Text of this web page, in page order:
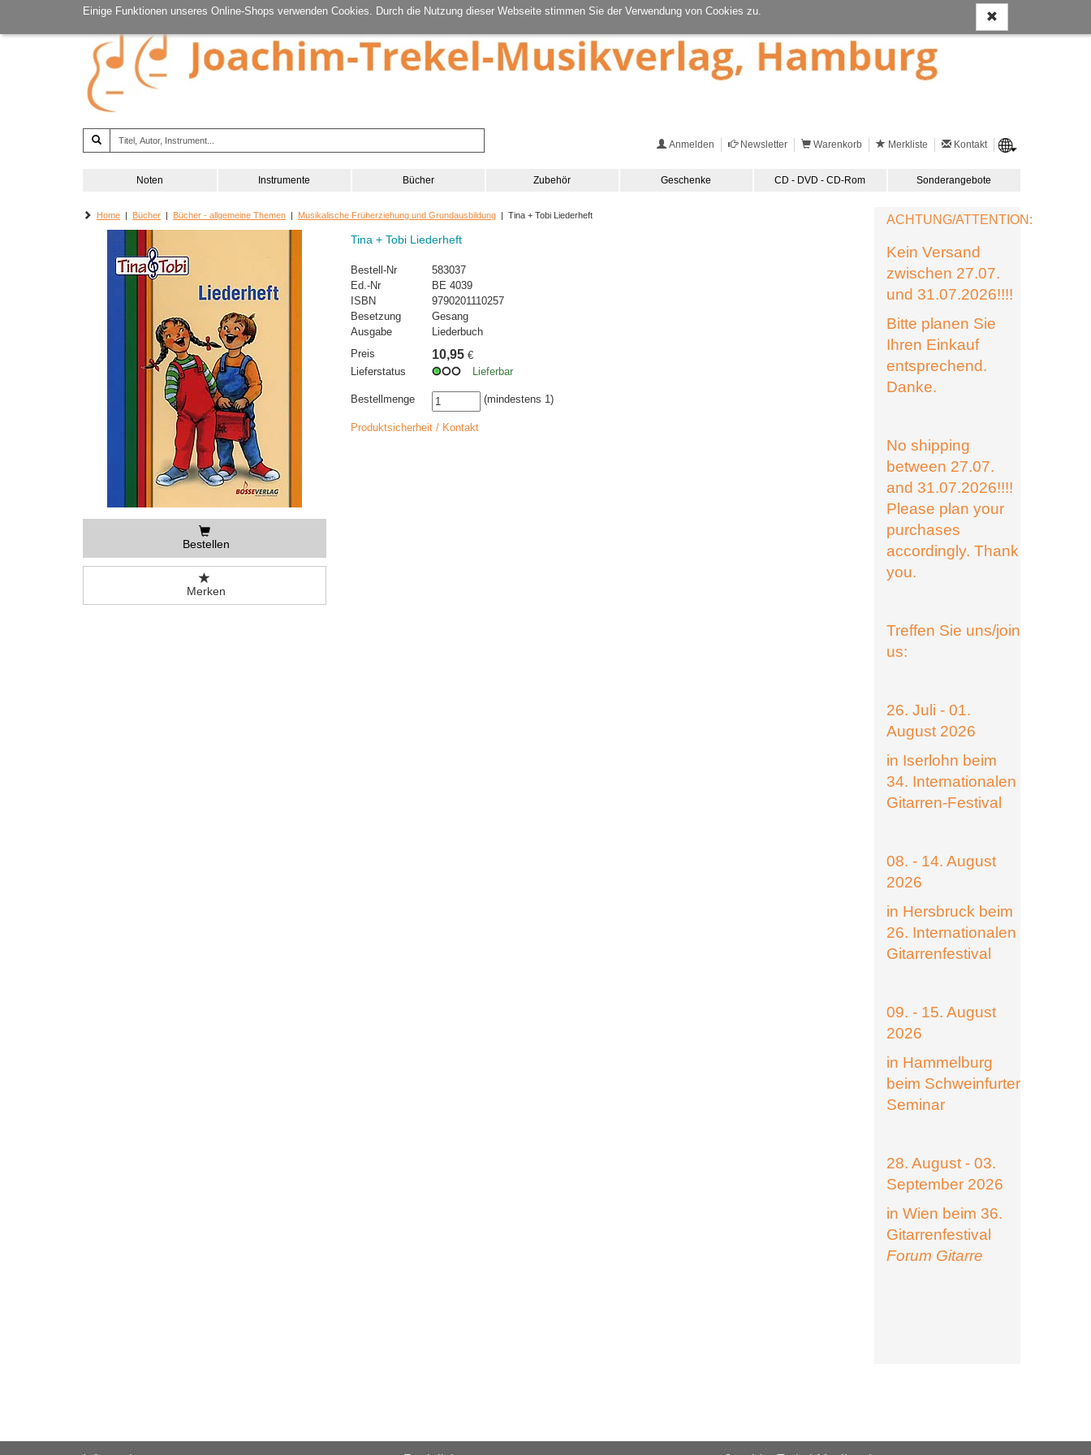
Einige Funktionen unseres Online-Shops verwenden Cookies. Durch die Nutzung dieser Webseite stimmen Sie der Verwendung von Cookies zu.
Anmelden Newsletter Warenkorb Merkliste Kontakt
Noten Instrumente Bücher Zubehör Geschenke CD - DVD - CD-Rom Sonderangebote
Home | Bücher | Bücher - allgemeine Themen | Musikalische Früherziehung und Grundausbildung | Tina + Tobi Liederheft
Bestellen
Merken
Tina + Tobi Liederheft
Bestell-Nr
583037
Ed.-Nr
BE 4039
ISBN
9790201110257
Besetzung
Gesang
Ausgabe
Liederbuch
Preis
10,95 €
Lieferstatus
Lieferbar
Bestellmenge (mindestens 1)
Produktsicherheit / Kontakt
ACHTUNG/ATTENTION:
Kein Versand
zwischen 27.07.
und 31.07.2026!!!!
Bitte planen Sie
Ihren Einkauf
entsprechend.
Danke.
No shipping
between 27.07.
and 31.07.2026!!!!
Please plan your
purchases
accordingly. Thank
you.
Treffen Sie uns/join
us:
26. Juli - 01.
August 2026
in Iserlohn beim
34. Internationalen
Gitarren-Festival
08. - 14. August
2026
in Hersbruck beim
26. Internationalen
Gitarrenfestival
09. - 15. August
2026
in Hammelburg
beim Schweinfurter
Seminar
28. August - 03.
September 2026
in Wien beim 36.
Gitarrenfestival
Forum Gitarre